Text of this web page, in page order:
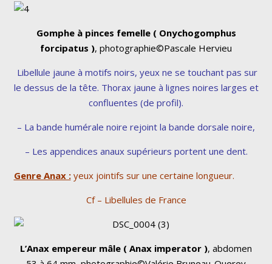
Gomphe à pinces femelle ( Onychogomphus
forcipatus ), photographie©Pascale Hervieu
Libellule jaune à motifs noirs, yeux ne se touchant pas sur
le dessus de la tête. Thorax jaune à lignes noires larges et
confluentes (de profil).
– La bande humérale noire rejoint la bande dorsale noire,
– Les appendices anaux supérieurs portent une dent.
Genre Anax : yeux jointifs sur une certaine longueur.
Cf – Libellules de France
L’Anax empereur mâle ( Anax imperator ), abdomen